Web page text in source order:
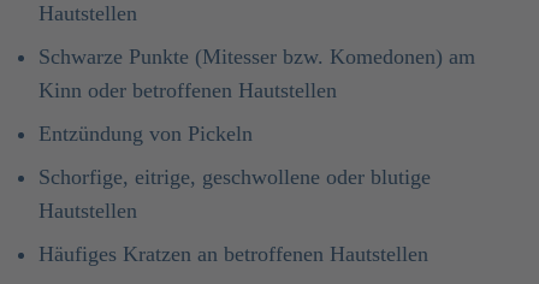
Hautstellen
Schwarze Punkte (Mitesser bzw. Komedonen) am
Kinn oder betroffenen Hautstellen
Entzündung von Pickeln
Schorfige, eitrige, geschwollene oder blutige
Hautstellen
Häufiges Kratzen an betroffenen Hautstellen